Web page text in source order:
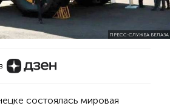
ПРЕСС-СЛУЖБА БЕЛАЗА
состоялась мировая